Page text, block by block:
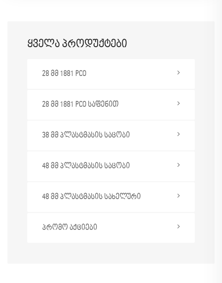
Ყველა Პროდუქტები
28 მმ 1881 PCO
28 მმ 1881 PCO საფენით
38 მმ პლასტმასის საცობი
48 მმ პლასტმასის საცობი
48 მმ პლასტმასის სახელური
პრომო აქციები